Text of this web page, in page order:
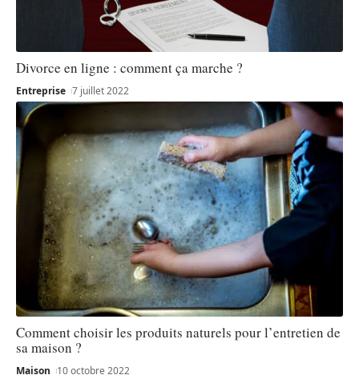
Divorce en ligne : comment ça marche ?
Entreprise 7 juillet 2022
Comment choisir les produits naturels pour l’entretien de
sa maison ?
Maison 10 octobre 2022